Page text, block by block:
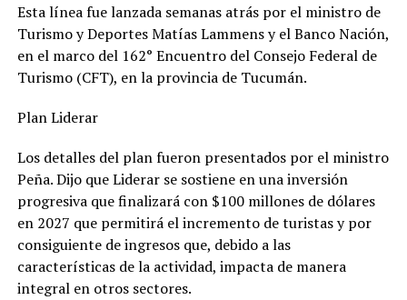
Esta línea fue lanzada semanas atrás por el ministro de
Turismo y Deportes Matías Lammens y el Banco Nación,
en el marco del 162° Encuentro del Consejo Federal de
Turismo (CFT), en la provincia de Tucumán.
Plan Liderar
Los detalles del plan fueron presentados por el ministro
Peña. Dijo que Liderar se sostiene en una inversión
progresiva que finalizará con $100 millones de dólares
en 2027 que permitirá el incremento de turistas y por
consiguiente de ingresos que, debido a las
características de la actividad, impacta de manera
integral en otros sectores.